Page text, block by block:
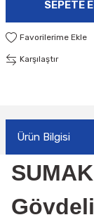
SEPETE
Karşılaştır
Ürün Bilgisi